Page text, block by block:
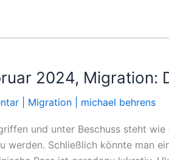
2024, Migration:
Migration michael behrens
und unter Beschuss steht
werden. Schließlich könnte man